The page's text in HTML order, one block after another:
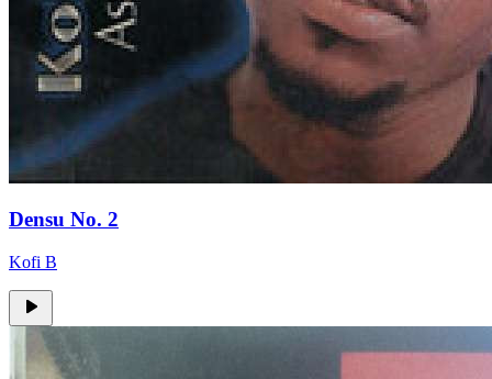
Densu No. 2
Kofi B